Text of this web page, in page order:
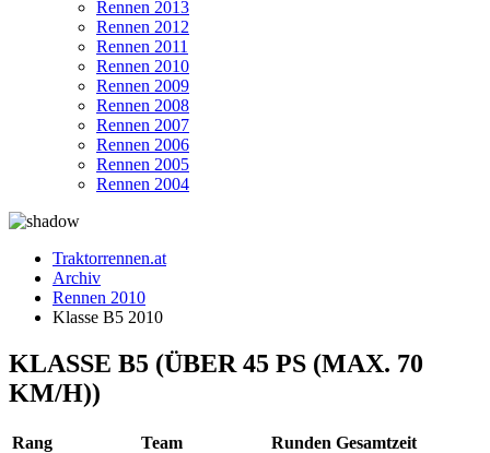
Rennen 2013
Rennen 2012
Rennen 2011
Rennen 2010
Rennen 2009
Rennen 2008
Rennen 2007
Rennen 2006
Rennen 2005
Rennen 2004
Traktorrennen.at
Archiv
Rennen 2010
Klasse B5 2010
KLASSE B5 (ÜBER 45 PS (MAX. 70
KM/H))
Rang Team Runden Gesamtzeit